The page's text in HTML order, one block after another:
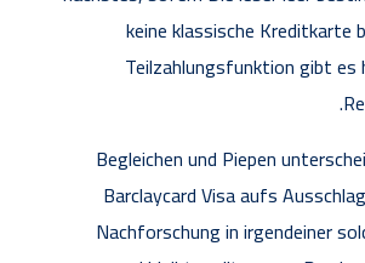
keine klassische Kreditkarte
Teilzahlungsfunktion gibt es
Begleichen und Piepen
Barclaycard Visa aufs
Nachforschung in irgendeiner